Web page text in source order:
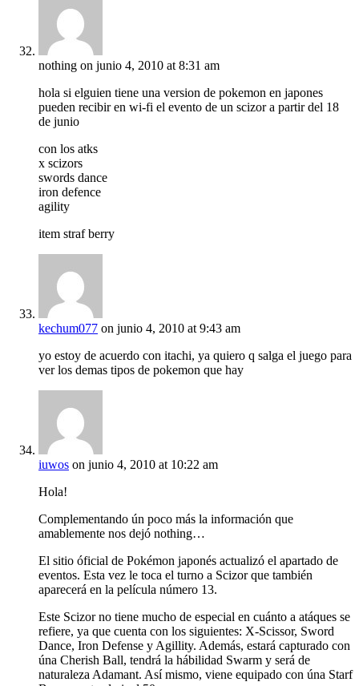
nothing on junio 4, 2010 at 8:31 am
hola si elguien tiene una version de pokemon en japones
pueden recibir en wi-fi el evento de un scizor a partir del 18
de junio
con los atks
x scizors
swords dance
iron defence
agility
item straf berry
kechum077 on junio 4, 2010 at 9:43 am
yo estoy de acuerdo con itachi, ya quiero q salga el juego para
ver los demas tipos de pokemon que hay
iuwos on junio 4, 2010 at 10:22 am
Hola!
Complementando ún poco más la información que
amablemente nos dejó nothing…
El sitio óficial de Pokémon japonés actualizó el apartado de
eventos. Esta vez le toca el turno a Scizor que también
aparecerá en la película número 13.
Este Scizor no tiene mucho de especial en cuánto a atáques se
refiere, ya que cuenta con los siguientes: X-Scissor, Sword
Dance, Iron Defense y Agillity. Además, estará capturado con
úna Cherish Ball, tendrá la hábilidad Swarm y será de
naturaleza Adamant. Así mismo, viene equipado con úna Starf